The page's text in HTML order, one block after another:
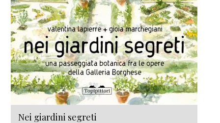
Nei giardini segreti